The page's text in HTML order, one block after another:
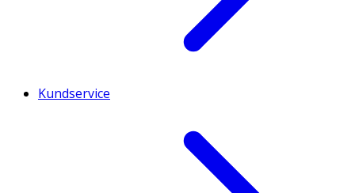
Kundservice